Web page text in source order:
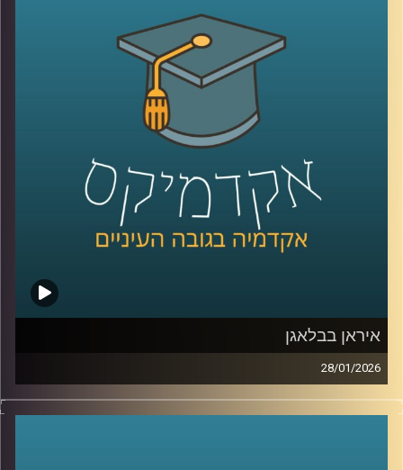
שהיא למעשה מנגנון עמוק שמכתיב אם צוותים ידברו וישתפו
ידע, ואם משפחות ירגישו מובנות או מתוסכלות. בפרק הזה
אנחנו מדברים על האופן שבו סגנון ההקשבה של מנהל, הורה
או בן משפחה מעצב את איכות הדיאלוג סביבו.
יחד עם ד״ר אסנת בוסקילה־ים, יועצת ארגונית ומרצה
באוניברסיטת רייכמן, נבחן למה הקשבה כל כך מאתגרת, למה
נאומים הם האויב שלה, ומה ההבדל בין הקשבה אישית,
הקשבה בצוות והקשבה במשפחה, ואיך שינוי קטן באופן
ההקשבה יכול לייצר שינוי גדול ביחסים?
איראן בבלאגן
28/01/2026
מאז הפעם האחרונה שדיברנו עם ד׳׳ר מאיר ג׳בדנפר, איראן
חווה טלטלה עמוקה, מחאה מתמשכת, דיכוי אלים שבו נהרגו